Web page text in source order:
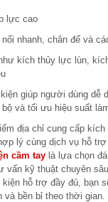
lực cao
nhanh, chân đế và
kích thủy lực lùn,
giúp người dùng dễ
và tối ưu hiệu suất
địa chỉ cung cấp
lý cùng dịch vụ hỗ trợ
cầm tay là lựa chọn
vấn kỹ thuật chuyên
kiện hỗ trợ đầy đủ, bạn
và bền bỉ theo thời gian.